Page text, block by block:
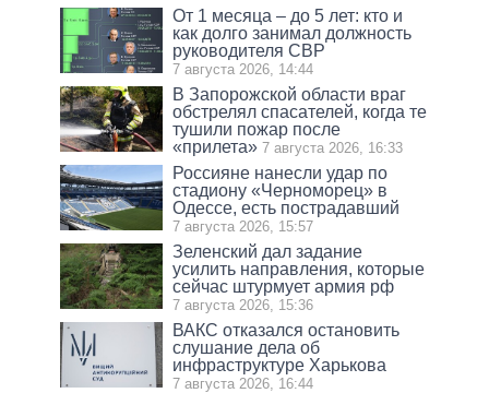
От 1 месяца – до 5 лет: кто и
как долго занимал должность
руководителя СВР
7 августа 2026, 14:44
В Запорожской области враг
обстрелял спасателей, когда те
тушили пожар после
«прилета» 7 августа 2026, 16:33
Россияне нанесли удар по
стадиону «Черноморец» в
Одессе, есть пострадавший
7 августа 2026, 15:57
Зеленский дал задание
усилить направления, которые
сейчас штурмует армия рф
7 августа 2026, 15:36
ВАКС отказался остановить
слушание дела об
инфраструктуре Харькова
7 августа 2026, 16:44